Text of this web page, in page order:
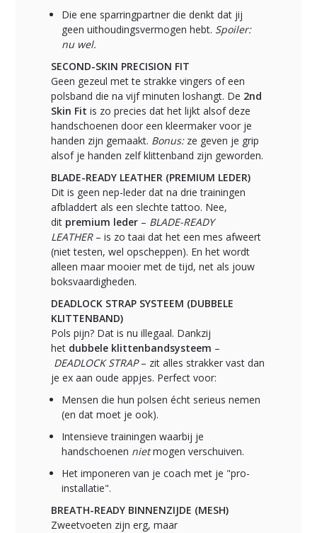
Die ene sparringpartner die denkt dat jij
geen uithoudingsvermogen hebt. Spoiler:
nu wel.
SECOND-SKIN PRECISION FIT
Geen gezeul met te strakke vingers of een
polsband die na vijf minuten loshangt. De 2nd
Skin Fit is zo precies dat het lijkt alsof deze
handschoenen door een kleermaker voor je
handen zijn gemaakt. Bonus:ze geven je grip
alsof je handen zelf klittenband zijn geworden.
BLADE-READY LEATHER (PREMIUM LEDER)
Dit is geen nep-leder dat na drie trainingen
afbladdert als een slechte tattoo. Nee,
dit premium leder – BLADE-READY
LEATHER– is zo taai dat het een mes afweert
(niet testen, wel opscheppen). En het wordt
alleen maar mooier met de tijd, net als jouw
boksvaardigheden.
DEADLOCK STRAP SYSTEEM (DUBBELE
KLITTENBAND)
Pols pijn? Dat is nu illegaal. Dankzij
het dubbele klittenbandsysteem –
DEADLOCK STRAP– zit alles strakker vast dan
je ex aan oude appjes. Perfect voor:
Mensen die hun polsen écht serieus nemen
(en dat moet je ook).
Intensieve trainingen waarbij je
handschoenen nietmogen verschuiven.
Het imponeren van je coach met je "pro-
installatie".
BREATH-READY BINNENZIJDE (MESH)
Zweetvoeten zijn erg, maar